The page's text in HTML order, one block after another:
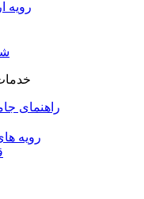
رویه
راهنمای
رویه